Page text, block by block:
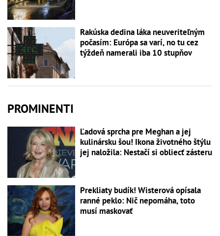
Rakúska dedina láka neuveriteľným
počasím: Európa sa varí, no tu cez
týždeň namerali iba 10 stupňov
PROMINENTI
Ľadová sprcha pre Meghan a jej
kulinársku šou! Ikona životného štýlu
jej naložila: Nestačí si obliecť zásteru
Prekliaty budík! Wisterová opísala
ranné peklo: Nič nepomáha, toto
musí maskovať